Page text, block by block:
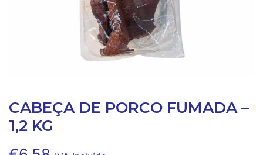
CABEÇA DE PORCO FUMADA –
1,2 KG